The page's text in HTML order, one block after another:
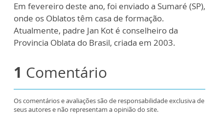
Em fevereiro deste ano, foi enviado a Sumaré (SP),
onde os Oblatos têm casa de formação.
Atualmente, padre Jan Kot é conselheiro da
Provincia Oblata do Brasil, criada em 2003.
1 Comentário
Os comentários e avaliações são de responsabilidade exclusiva de
seus autores e não representam a opinião do site.